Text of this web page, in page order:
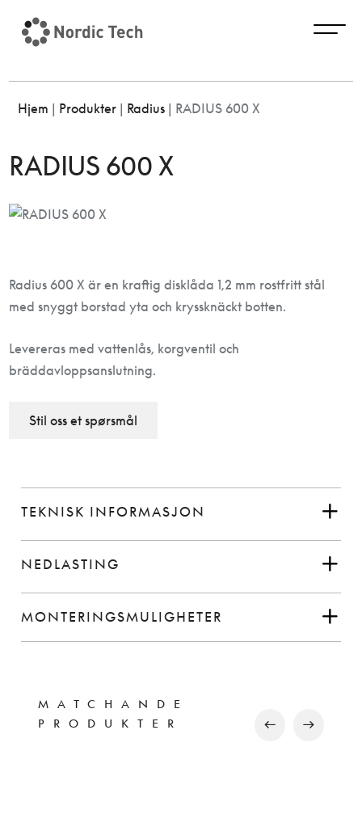
Hjem | Produkter| Radius| RADIUS 600 X
RADIUS 600 X
Radius 600 X är en kraftig disklåda 1,2 mm rostfritt stål
med snyggt borstad yta och kryssknäckt botten.
Levereras med vattenlås, korgventil och
bräddavloppsanslutning.
Stil oss et spørsmål
TEKNISK INFORMASJON
NEDLASTING
MONTERINGSMULIGHETER
MATCHANDE
PRODUKTER